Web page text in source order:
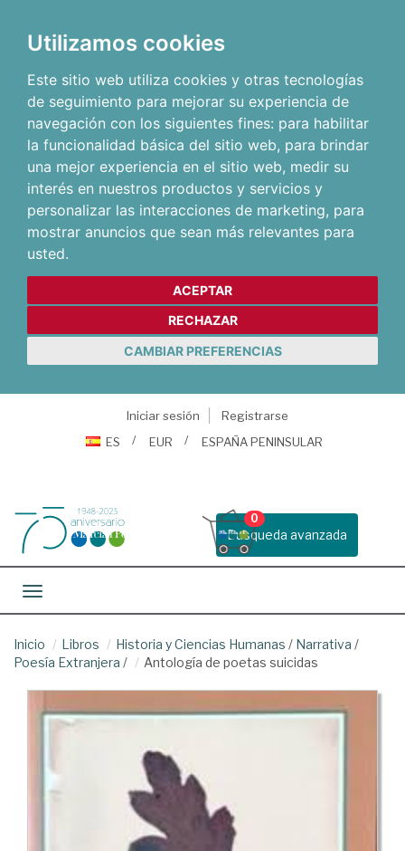
Utilizamos cookies
Este sitio web utiliza cookies y otras tecnologías
de seguimiento para mejorar su experiencia de
navegación con los siguientes fines: para habilitar
la funcionalidad básica del sitio web, para brindar
una mejor experiencia en el sitio web, medir su
interés en nuestros productos y servicios y
personalizar las interacciones de marketing, para
mostrar anuncios que sean más relevantes para
usted.
ACEPTAR
RECHAZAR
CAMBIAR PREFERENCIAS
Iniciar sesión
Registrarse
ES
EUR ESPAÑA PENINSULAR
Busqueda avanzada
0
Toggle navigation
Inicio Libros Historia y Ciencias Humanas / Narrativa /
Poesía Extranjera / Antología de poetas suicidas